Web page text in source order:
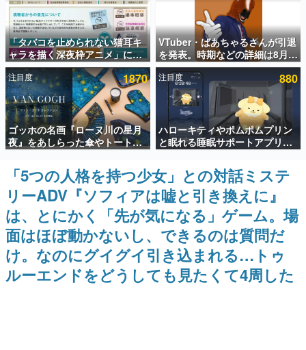
ゲームの企画書
名作ゲームクリエイターの方々に製作時のエピソードをお
聞きし、ヒットする企画（ゲーム）とは何か？を探ってい
きます。
赫本
この物語を解いてはいけない。『赫本』は、〈試験問題〉
の形をした短編ホラー小説集です。
新世代に訊く
これからのデジタルゲーム市場を担う若きクリエイター達
の姿を追い、彼らのルーツと情熱を探っていきます。
ゲーム世代の作家たち
ゲームに多大な影響を受けた作家さんに取材し、ゲームが
日本のコンテンツ産業やカルチャーに与えた影響を探る企
画です。
日本モバイルゲーム産業史
日本のモバイルゲーム史における主要なトピック・タイト
ルを網羅するほか、開発者へのインタビューや識者による
解説を掲載。約20年の歴史が一望できる決定版！
「タバコを止められない猫耳キ
ャラを描く深夜枠アニメ」に視
聴者の一部から批判意見。違法
薬物の使用と思しき描写も含め
て、BPOが議論を交わす
VTuber・ばあちゃるさんが引退
を発表。時期などの詳細は8月9
日15時からの配信で説明
注目度 1870
ゴッホの名画『ローヌ川の星月
夜』をあしらった傘やトートバ
ッグなどが登場。8月7日21時よ
り2日間限定で予約販売
注目度 880
ハローキティやポムポムプリン
と眠れる睡眠サポートアプリ
『ゆめたび』が配信中。キャラ
ごとのASMRや目覚ましアラー
ムも搭載
「5つの人格を持つ少女」との対話ミステ
リーADV『ソフィアは嘘と引き換えに』
は、とにかく「先が気になる」ゲーム。場
面はほぼ動かないし、できるのは質問だ
け。なのにグイグイ引き込まれる…トゥ
ルーエンドをどうしても見たくて4周した